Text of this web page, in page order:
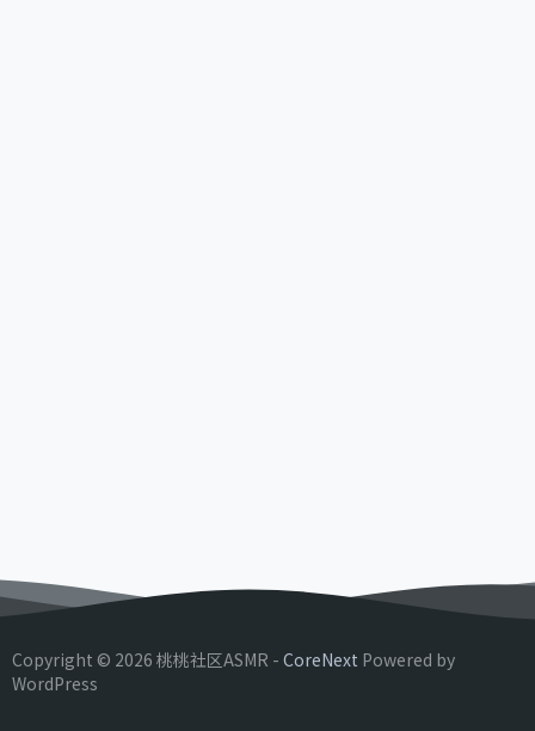
Copyright © 2026 桃桃社区ASMR - CoreNext Powered by
WordPress